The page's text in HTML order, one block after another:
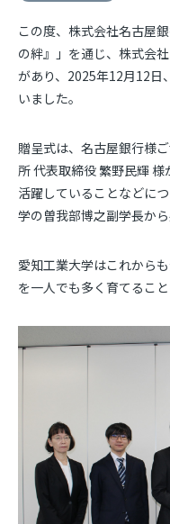
この度、株式会社名古屋
の絆』」を通じ、株式会
があり、 2025年12月12日
いました。
贈呈式は、名古屋銀行様
所 代表取締役 繁野民輝
活躍していることなどに
学の曽我部博之副学長か
愛知工業大学はこれから
を一人でも多く育てるこ